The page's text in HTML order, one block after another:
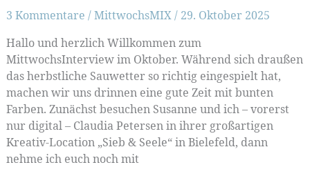
3 Kommentare /MittwochsMIX/ 29. Oktober 2025
Hallo und herzlich Willkommen zum
MittwochsInterview im Oktober. Während sich draußen
das herbstliche Sauwetter so richtig eingespielt hat,
machen wir uns drinnen eine gute Zeit mit bunten
Farben. Zunächst besuchen Susanne und ich – vorerst
nur digital – Claudia Petersen in ihrer großartigen
Kreativ-Location „Sieb & Seele“ in Bielefeld, dann
nehme ich euch noch mit